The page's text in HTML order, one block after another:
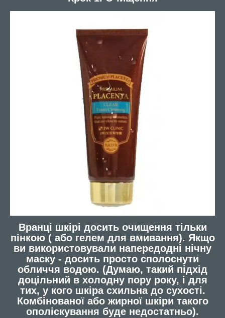
Вранці шкірі досить очищення тільки
пінкою ( або гелем для вмивання). Якщо
ви використовували напередодні нічну
маску - досить просто сполоснути
обличчя водою. (Думаю, такий підхід
доцільний в холодну пору року, і для
тих, у кого шкіра схильна до сухості.
Комбінованої або жирної шкіри такого
ополіскування буде недостатньо).